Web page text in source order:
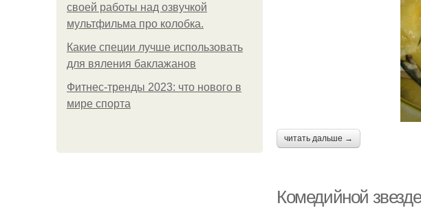
своей работы над озвучкой
мультфильма про колобка.
Какие специи лучше использовать
для вяления баклажанов
Фитнес-тренды 2023: что нового в
мире спорта
читать дальше →
Комедийной